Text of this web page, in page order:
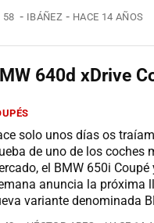
58 COMENTARIOS
IBÁÑEZ HACE 14 AÑOS
640d xDrive
solo unos días os
de uno de los coches
el BMW 650i
anuncia la próxima
variante denominada